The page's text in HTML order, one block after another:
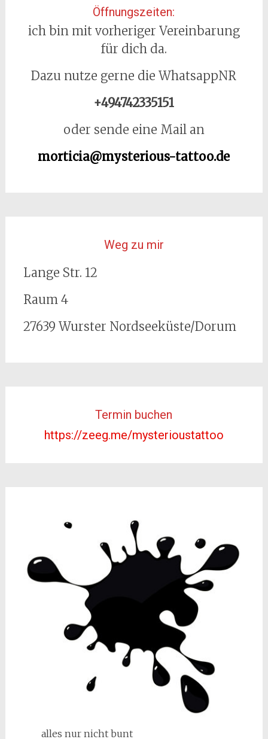
Öffnungszeiten:
ich bin mit vorheriger Vereinbarung
für dich da.
Dazu nutze gerne die WhatsappNR
+494742335151
oder sende eine Mail an
morticia@mysterious-tattoo.de
Weg zu mir
Lange Str. 12
Raum 4
27639 Wurster Nordseeküste/Dorum
Termin buchen
https://zeeg.me/mysterioustattoo
alles nur nicht bunt